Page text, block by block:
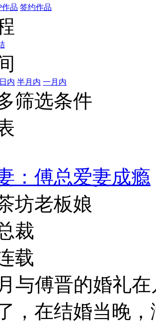
作品 签约作品
内 半月内 一月内
筛选条件
：傅总爱妻成瘾
坊老板娘
裁
载
与傅晋的婚礼在
，在结婚当晚